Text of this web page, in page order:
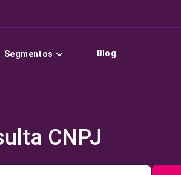
Segmentos Blog
CNPJ